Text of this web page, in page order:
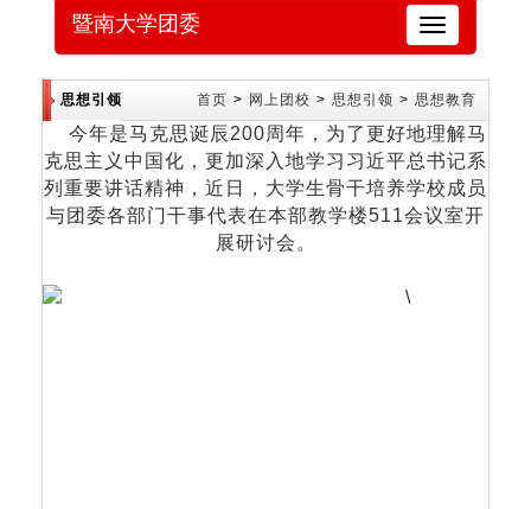
切
换
航
暨南大学团委
思想引领 首页 > 网上团校 > 思想引领 > 思想教育
今年是马克思诞辰200周年，为了更好地理解马
克思主义中国化，更加深入地学习习近平总书记系
列重要讲话精神，近日，大学生骨干培养学校成员
与团委各部门干事代表在本部教学楼511会议室开
展研讨会。